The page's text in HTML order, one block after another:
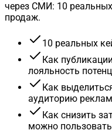
через СМИ: 10
продаж.
10 реальных
Как
лояльность
Как
аудиторию
Как снизить
можно